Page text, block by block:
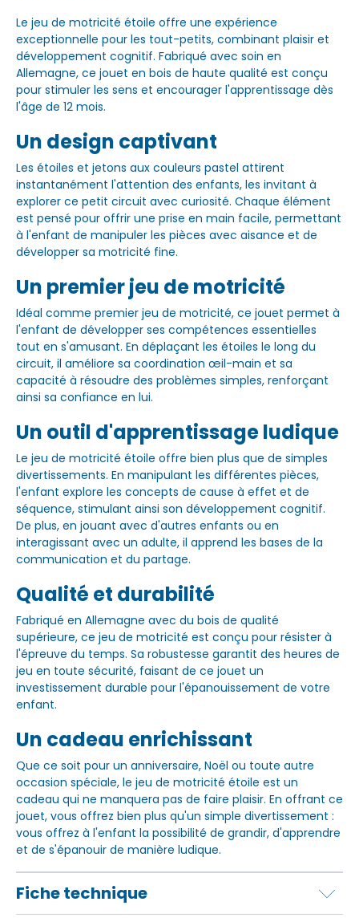
Le jeu de motricité étoile offre une expérience
exceptionnelle pour les tout-petits, combinant plaisir et
développement cognitif. Fabriqué avec soin en
Allemagne, ce jouet en bois de haute qualité est conçu
pour stimuler les sens et encourager l'apprentissage dès
l'âge de 12 mois.
Un design captivant
Les étoiles et jetons aux couleurs pastel attirent
instantanément l'attention des enfants, les invitant à
explorer ce petit circuit avec curiosité. Chaque élément
est pensé pour offrir une prise en main facile, permettant
à l'enfant de manipuler les pièces avec aisance et de
développer sa motricité fine.
Un premier jeu de motricité
Idéal comme premier jeu de motricité, ce jouet permet à
l'enfant de développer ses compétences essentielles
tout en s'amusant. En déplaçant les étoiles le long du
circuit, il améliore sa coordination œil-main et sa
capacité à résoudre des problèmes simples, renforçant
ainsi sa confiance en lui.
Un outil d'apprentissage ludique
Le jeu de motricité étoile offre bien plus que de simples
divertissements. En manipulant les différentes pièces,
l'enfant explore les concepts de cause à effet et de
séquence, stimulant ainsi son développement cognitif.
De plus, en jouant avec d'autres enfants ou en
interagissant avec un adulte, il apprend les bases de la
communication et du partage.
Qualité et durabilité
Fabriqué en Allemagne avec du bois de qualité
supérieure, ce jeu de motricité est conçu pour résister à
l'épreuve du temps. Sa robustesse garantit des heures de
jeu en toute sécurité, faisant de ce jouet un
investissement durable pour l'épanouissement de votre
enfant.
Un cadeau enrichissant
Que ce soit pour un anniversaire, Noël ou toute autre
occasion spéciale, le jeu de motricité étoile est un
cadeau qui ne manquera pas de faire plaisir. En offrant ce
jouet, vous offrez bien plus qu'un simple divertissement :
vous offrez à l'enfant la possibilité de grandir, d'apprendre
et de s'épanouir de manière ludique.
Fiche technique